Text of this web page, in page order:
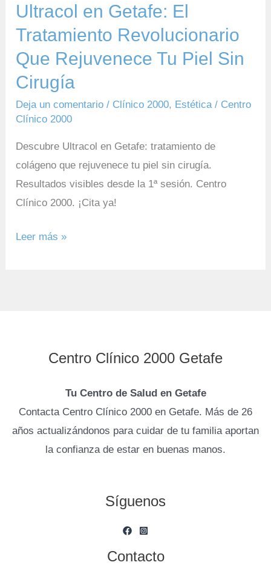
Ultracol en Getafe: El
Tratamiento Revolucionario
Que Rejuvenece Tu Piel Sin
Cirugía
Deja un comentario / Clínico 2000, Estética / Centro
Clínico 2000
Descubre Ultracol en Getafe: tratamiento de
colágeno que rejuvenece tu piel sin cirugía.
Resultados visibles desde la 1ª sesión. Centro
Clínico 2000. ¡Cita ya!
Rejuvenece
Piel
Sin
Cirugía
Leer más »
Centro Clínico 2000 Getafe
Tu Centro de Salud en Getafe
Contacta Centro Clínico 2000 en Getafe. Más de 26
años actualizándonos para cuidar de tu familia aportan
la confianza de estar en buenas manos.
Síguenos
Contacto